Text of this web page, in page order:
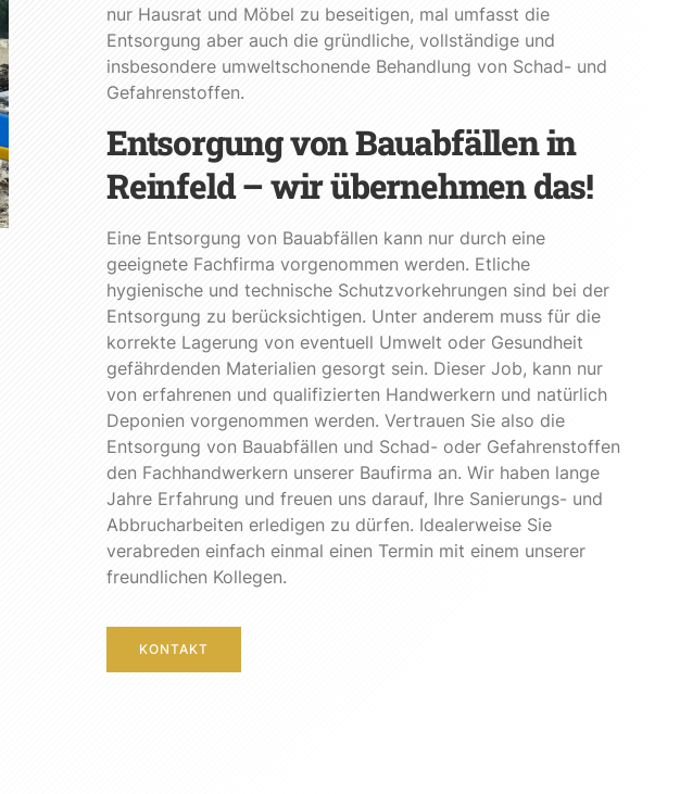
nur Hausrat und Möbel zu beseitigen, mal umfasst die
Entsorgung aber auch die gründliche, vollständige und
insbesondere umweltschonende Behandlung von Schad- und
Gefahrenstoffen.
Entsorgung von Bauabfällen in
Reinfeld – wir übernehmen das!
Eine Entsorgung von Bauabfällen kann nur durch eine
geeignete Fachfirma vorgenommen werden. Etliche
hygienische und technische Schutzvorkehrungen sind bei der
Entsorgung zu berücksichtigen. Unter anderem muss für die
korrekte Lagerung von eventuell Umwelt oder Gesundheit
gefährdenden Materialien gesorgt sein. Dieser Job, kann nur
von erfahrenen und qualifizierten Handwerkern und natürlich
Deponien vorgenommen werden. Vertrauen Sie also die
Entsorgung von Bauabfällen und Schad- oder Gefahrenstoffen
den Fachhandwerkern unserer Baufirma an. Wir haben lange
Jahre Erfahrung und freuen uns darauf, Ihre Sanierungs- und
Abbrucharbeiten erledigen zu dürfen. Idealerweise Sie
verabreden einfach einmal einen Termin mit einem unserer
freundlichen Kollegen.
KONTAKT